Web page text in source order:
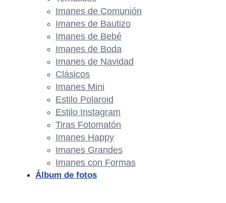
Imanes de Comunión
Imanes de Bautizo
Imanes de Bebé
Imanes de Boda
Imanes de Navidad
Clásicos
Imanes Mini
Estilo Polaroid
Estilo Instagram
Tiras Fotomatón
Imanes Happy
Imanes Grandes
Imanes con Formas
Álbum de fotos